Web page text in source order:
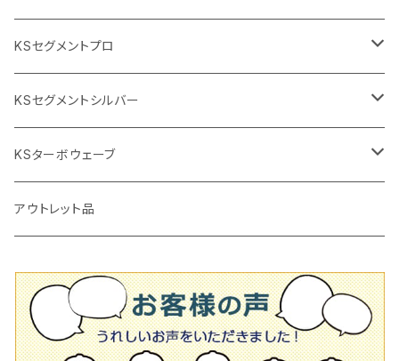
タイルニッパー
プロ用鏝（こて）
吸着盤
その他
タイル針
撹拌軸
押し切り替え刃（手動切断機替え刃
タイル針
その他
電動切断機
タイルパッチ（ビブラート
105mm（4インチ）
125ｍｍ（5インチ）
KSセグメントプロ
105mm（4インチ）
通常品
ビス穴付き
125mm（5インチ）
通常品
オフセットタイプ（ハットタイプ
150ｍｍ（6インチ）
205ｍｍ（8インチ）
KSセグメントシルバー
105mm（4インチ）
125mm（5インチ）
180mm（7インチ）
KSターボウェーブ
105mm（4インチ）
150ｍｍ（6インチ）
アウトレット品